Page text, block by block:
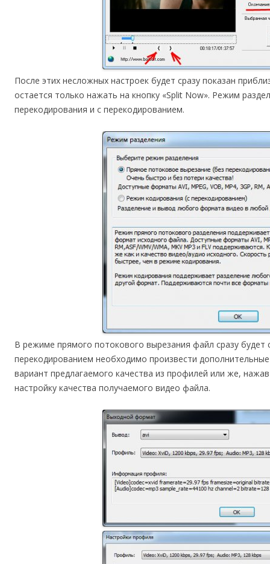
После этих несложных настроек будет сразу показан
остается только нажать на кнопку «Split Now». Режим
перекодирования и с перекодированием.
В режиме прямого потокового вырезания файл сразу будет
перекодированием необходимо произвести
вариант предлагаемого качества из профилей или же,
настройку качества получаемого видео файла.